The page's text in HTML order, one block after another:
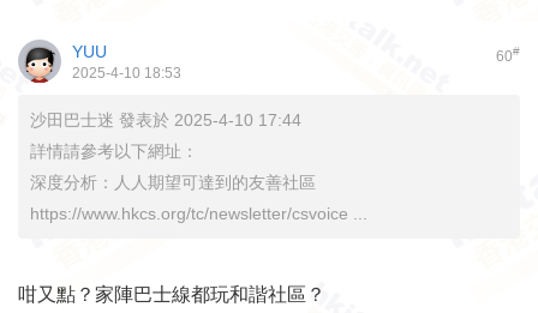
60#
YUU
2025-4-10 18:53
沙田巴士迷 發表於 2025-4-10 17:44
詳情請參考以下網址：
深度分析：人人期望可達到的友善社區
https://www.hkcs.org/tc/newsletter/csvoice ...
咁又點？家陣巴士線都玩和諧社區？